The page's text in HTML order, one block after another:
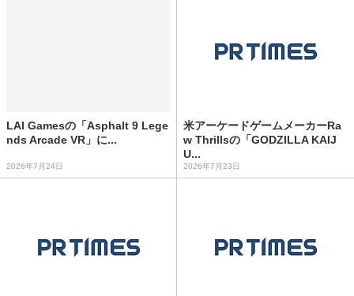
LAI Gamesの「Asphalt 9 Lege
nds Arcade VR」に...
2026年7月24日
米アーケードゲームメーカーRa
w Thrillsの「GODZILLA KAIJ
U...
2026年7月23日